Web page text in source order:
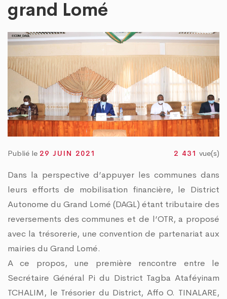
TOGO PROPRE » : LE DAGL SUPPRIME UN DÉPOTOIR SAUVAGE DANS LA
DU PEUL III : DES ÉQUIPEMENTS SPORTIFS OFFERTS AUX COMMUNES DU
grand Lomé
Publié le 29 JUIN 2021 2 431 vue(s)
Dans la perspective d’appuyer les communes dans
leurs efforts de mobilisation financière, le District
Autonome du Grand Lomé (DAGL) étant tributaire des
reversements des communes et de l’OTR, a proposé
avec la trésorerie, une convention de partenariat aux
mairies du Grand Lomé.
A ce propos, une première rencontre entre le
Secrétaire Général Pi du District Tagba Ataféyinam
TCHALIM, le Trésorier du District, Affo O. TINALARE,